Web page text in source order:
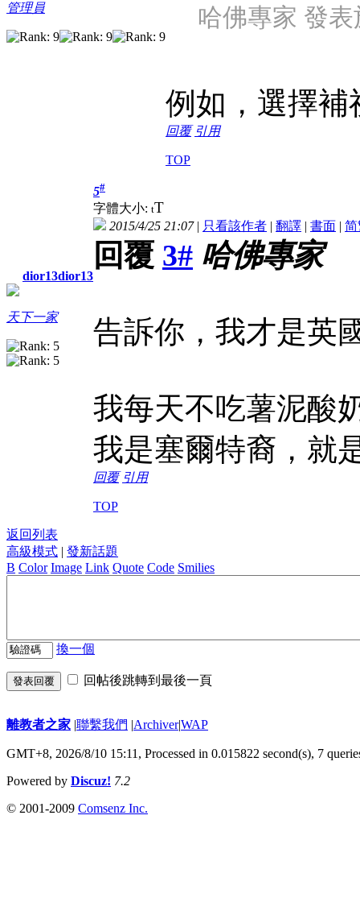
管理員 哈佛專家 發表
例如，選擇補
回覆 引用
TOP
dior13dior13
天下一家
5#
字體大小: tT
2015/4/25 21:07| 只看該作者 | 翻譯 | 書面 | 简
回覆 3# 哈佛專家
告訴你，我才是英
我每天不吃薯泥酸
我是塞爾特裔，就
回覆 引用
TOP
返回列表
高級模式 | 發新話題
B Color Image Link Quote Code Smilies
換一個
發表回覆 回帖後跳轉到最後一頁
離教者之家 |聯繫我們 |Archiver|WAP
GMT+8, 2026/8/10 15:11, Processed in 0.015822 second(s), 7
Powered by Discuz! 7.2
© 2001-2009 Comsenz Inc.